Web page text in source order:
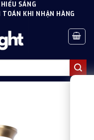
SÁNG
KHI NHẬN HÀNG